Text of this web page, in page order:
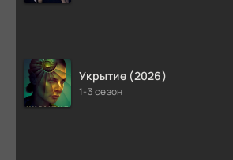
Укрытие (2026)
1-3 сезон